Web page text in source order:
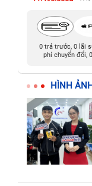
0 trả trước, 0 lãi
phí chuyển đổi,
HÌNH